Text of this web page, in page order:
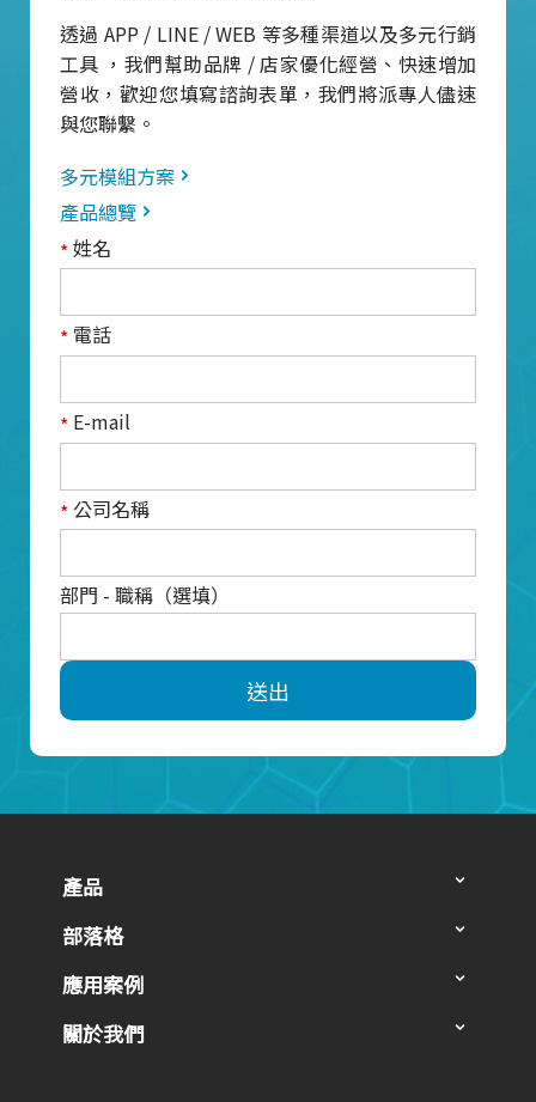
透過 APP / LINE / WEB 等多種渠道以及多元行銷
工具 ，我們幫助品牌 / 店家優化經營、快速增加
營收，歡迎您填寫諮詢表單，我們將派專人儘速
與您聯繫。
多元模組方案
產品總覽
*姓名
* 電話
* E-mail
* 公司名稱
部門 - 職稱（選填）
送出
產品
部落格
應用案例
關於我們